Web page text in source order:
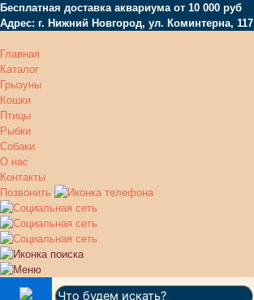
Бесплатная доставка аквариума от 10 000 руб
Адрес: г. Нижний Новгород, ул. Коминтерна, 117
Главная
Каталог
Грызуны
Кошки
Птицы
Рыбки
Собаки
О нас
Контакты
Позвонить
Поиск: